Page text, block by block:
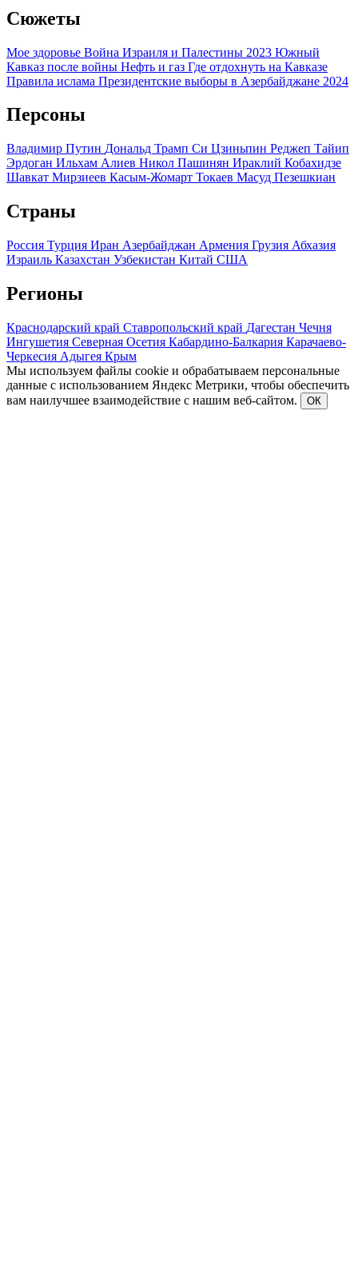
Сюжеты
Мое здоровье Война Израиля и Палестины 2023 Южный
Кавказ после войны Нефть и газ Где отдохнуть на Кавказе
Правила ислама Президентские выборы в Азербайджане 2024
Персоны
Владимир Путин Дональд Трамп Си Цзиньпин Реджеп Тайип
Эрдоган Ильхам Алиев Никол Пашинян Ираклий Кобахидзе
Шавкат Мирзиеев Касым-Жомарт Токаев Масуд Пезешкиан
Страны
Россия Турция Иран Азербайджан Армения Грузия Абхазия
Израиль Казахстан Узбекистан Китай США
Регионы
Краснодарский край Ставропольский край Дагестан Чечня
Ингушетия Северная Осетия Кабардино-Балкария Карачаево-
Черкесия Адыгея Крым
Мы используем файлы cookie и обрабатываем персональные
данные с использованием Яндекс Метрики, чтобы обеспечить
вам наилучшее взаимодействие с нашим веб-сайтом.
ОК